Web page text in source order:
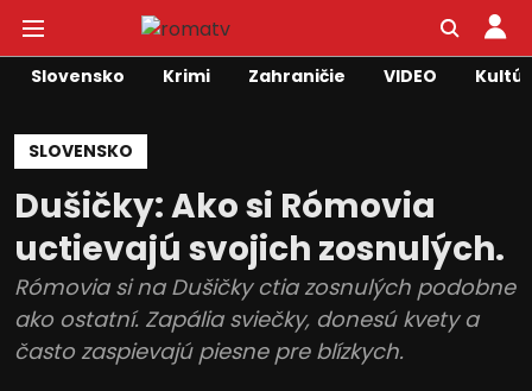
Slovensko Krimi Zahraničie VIDEO
SLOVENSKO
Dušičky: Ako si Rómovia
uctievajú svojich zosnulých.
Rómovia si na Dušičky ctia zosnulých podobne
ako ostatní. Zapália sviečky, donesú kvety a
často zaspievajú piesne pre blízkych.